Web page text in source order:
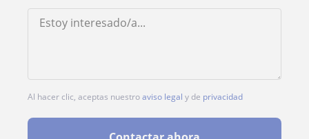
Al hacer clic, aceptas nuestroaviso legal y de privacidad